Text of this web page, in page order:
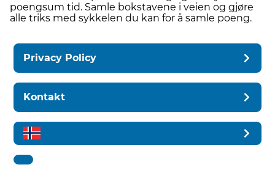
poengsum tid. Samle bokstavene i veien og gjøre
alle triks med sykkelen du kan for å samle poeng.
Privacy Policy
Kontakt